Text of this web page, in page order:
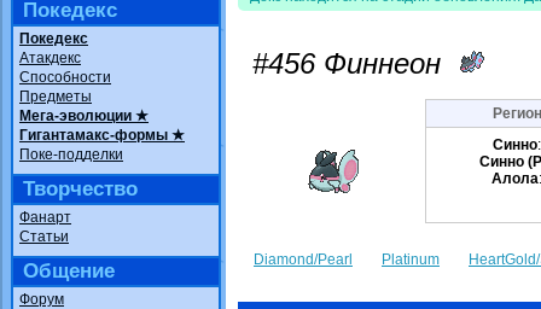
Покедекс
Покедекс
Атакдекс
Способности
Предметы
Мега-эволюции ★
Гигантамакс-формы ★
Поке-подделки
Творчество
Фанарт
Статьи
Общение
Форум
#456 Финнеон
Синно
Синно
Алола
Diamond/Pearl Platinum